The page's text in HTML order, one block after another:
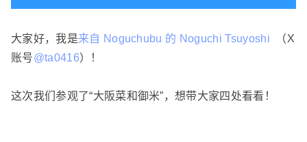
大家好，我是来自 Noguchubu 的 Noguchi Tsuyoshi （X
账号@ta0416）！
这次我们参观了“大阪菜和御米”，想带大家四处看看！